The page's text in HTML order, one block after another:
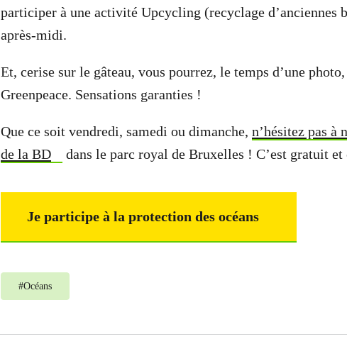
participer à une activité Upcycling (recyclage d’anciennes
après-midi.
Et, cerise sur le gâteau, vous pourrez, le temps d’une
Greenpeace. Sensations garanties !
Que ce soit vendredi, samedi ou dimanche, n’hésitez pas à
de la BD
dans le parc royal de Bruxelles ! C’est gratuit et
Je participe à la protection des océans
#Océans